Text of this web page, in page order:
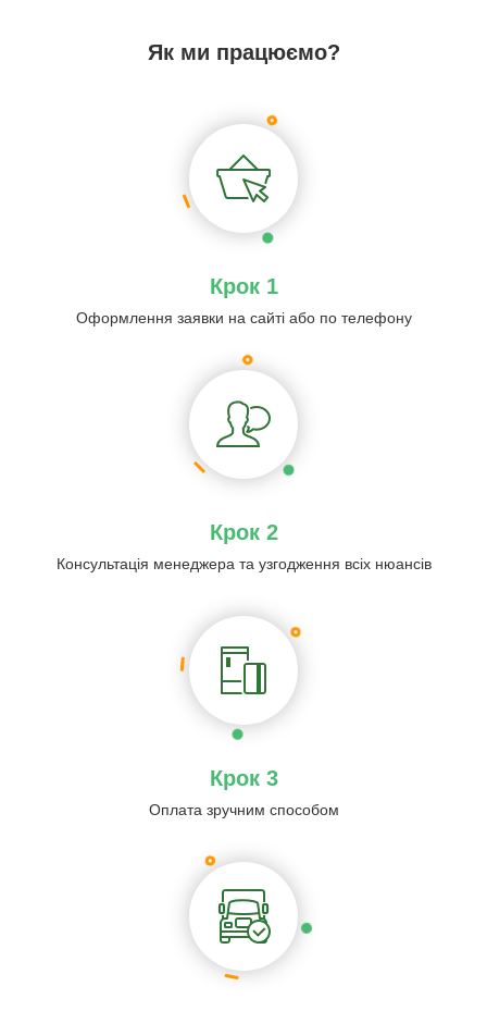
Як ми працюємо?
Крок 1
Оформлення заявки на сайті або по телефону
Крок 2
Консультація менеджера та узгодження всіх нюансів
Крок 3
Оплата зручним способом